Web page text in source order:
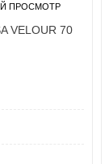
ПРОСМОТР
VELOUR 70